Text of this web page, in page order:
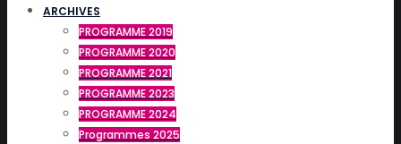
ARCHIVES
PROGRAMME 2019
PROGRAMME 2020
PROGRAMME 2021
PROGRAMME 2023
PROGRAMME 2024
Programmes 2025